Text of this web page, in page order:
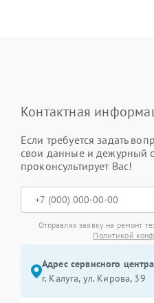
Контактная
Если требуется задать
свои данные и дежурный
проконсультирует Вас!
Отправляя заявку на ремонт
Политикой
Адрес сервисного
г. Калуга, ул. Кирова, 39